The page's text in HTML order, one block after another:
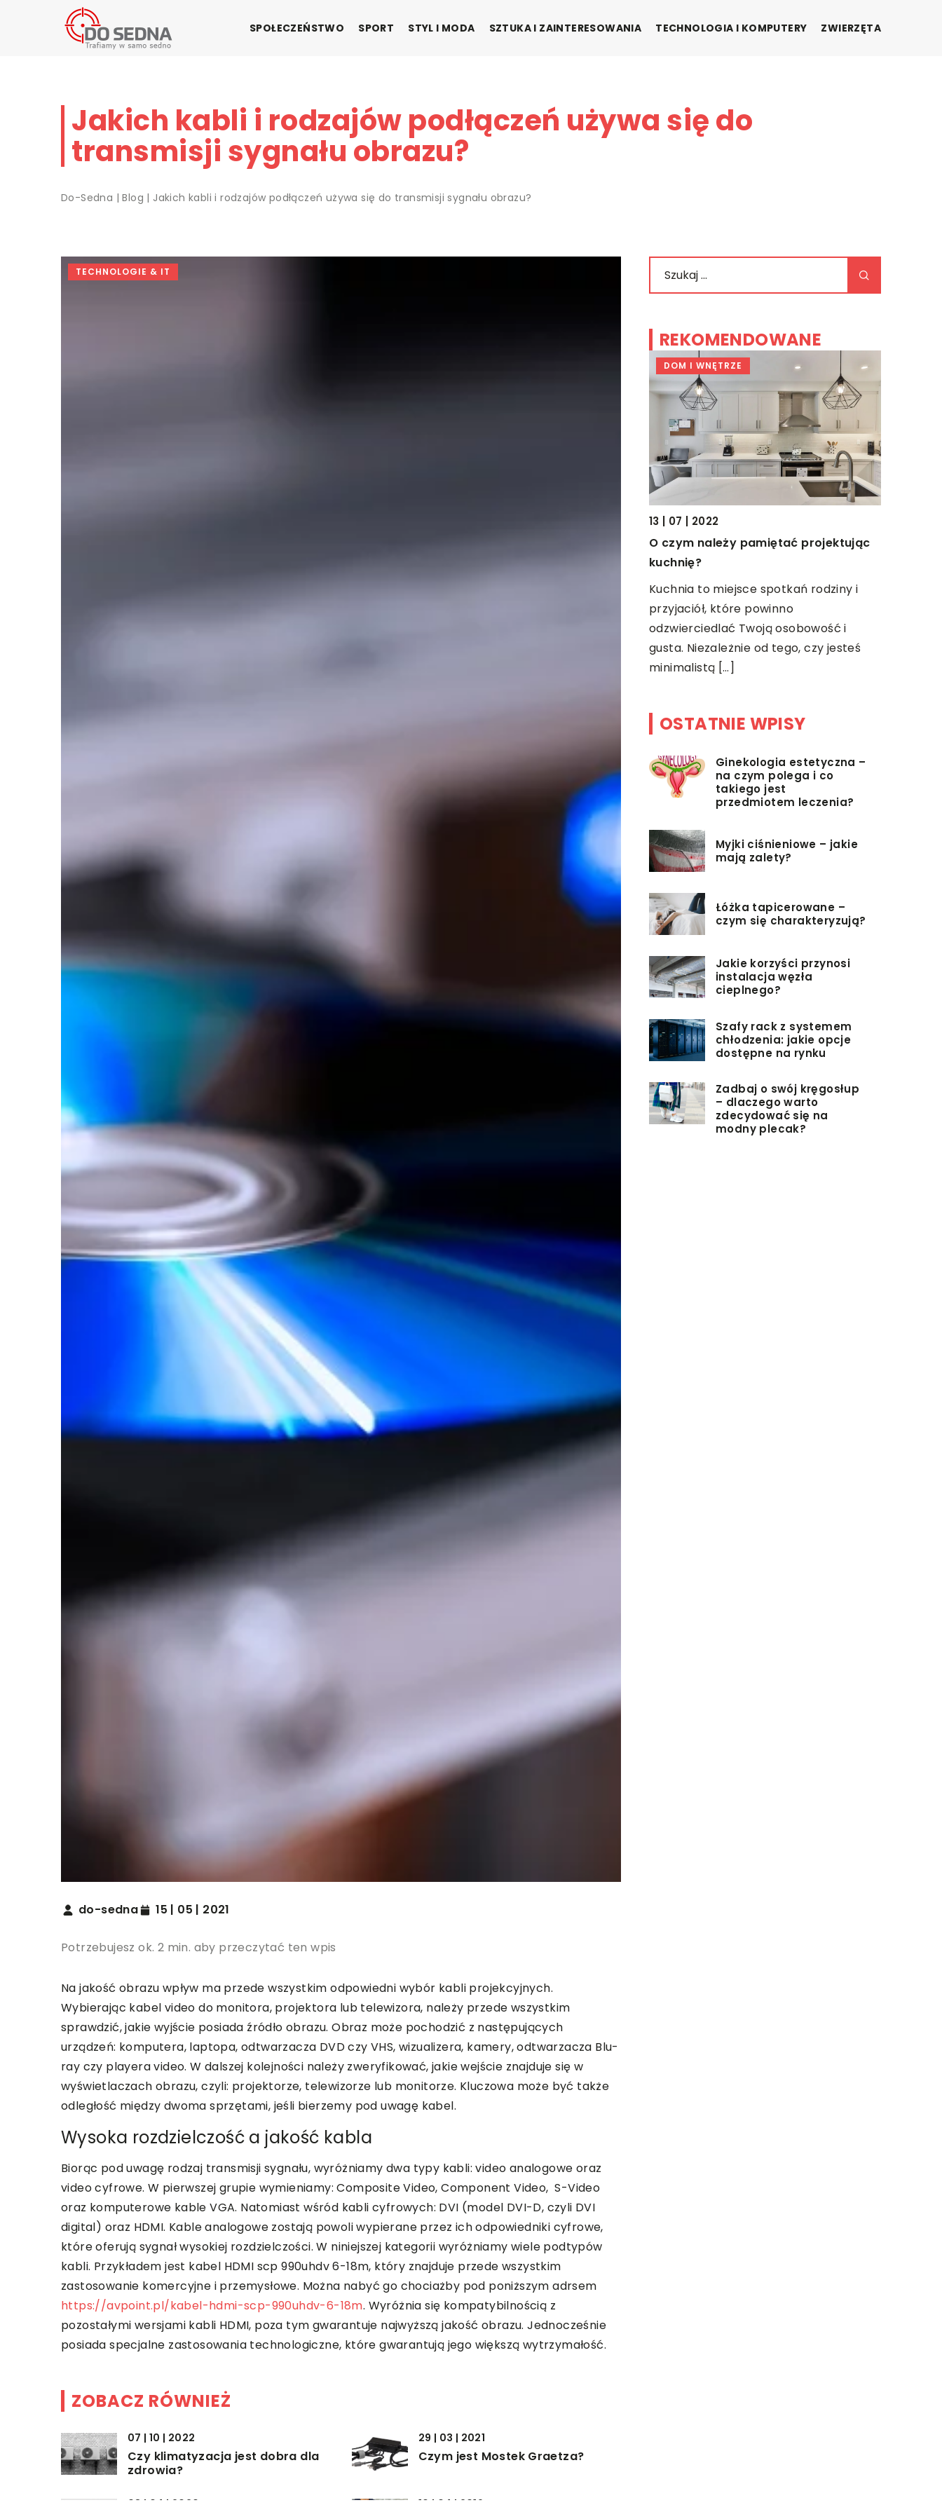
SPOŁECZEŃSTWO SPORT STYL I MODA SZTUKA I ZAINTERESOWANIA TECHNOLOGIA I KOMPUTERY ZWIERZĘTA
Jakich kabli i rodzajów podłączeń używa się do
transmisji sygnału obrazu?
Do-Sedna |Blog | Jakich kabli i rodzajów podłączeń używa się do transmisji sygnału obrazu?
TECHNOLOGIE & IT
do-sedna 15 | 05 | 2021
Potrzebujesz ok. 2 min. aby przeczytać ten wpis
Na jakość obrazu wpływ ma przede wszystkim odpowiedni wybór kabli projekcyjnych.
Wybierając kabel video do monitora, projektora lub telewizora, należy przede wszystkim
sprawdzić, jakie wyjście posiada źródło obrazu. Obraz może pochodzić z następujących
urządzeń: komputera, laptopa, odtwarzacza DVD czy VHS, wizualizera, kamery, odtwarzacza Blu-
ray czy playera video. W dalszej kolejności należy zweryfikować, jakie wejście znajduje się w
wyświetlaczach obrazu, czyli: projektorze, telewizorze lub monitorze. Kluczowa może być także
odległość między dwoma sprzętami, jeśli bierzemy pod uwagę kabel.
Wysoka rozdzielczość a jakość kabla
Biorąc pod uwagę rodzaj transmisji sygnału, wyróżniamy dwa typy kabli: video analogowe oraz
video cyfrowe. W pierwszej grupie wymieniamy: Composite Video, Component Video, S-Video
oraz komputerowe kable VGA. Natomiast wśród kabli cyfrowych: DVI (model DVI-D, czyli DVI
digital) oraz HDMI. Kable analogowe zostają powoli wypierane przez ich odpowiedniki cyfrowe,
które oferują sygnał wysokiej rozdzielczości. W niniejszej kategorii wyróżniamy wiele podtypów
kabli. Przykładem jest kabel HDMI scp 990uhdv 6-18m, który znajduje przede wszystkim
zastosowanie komercyjne i przemysłowe. Można nabyć go chociażby pod poniższym adrsem
https://avpoint.pl/kabel-hdmi-scp-990uhdv-6-18m. Wyróżnia się kompatybilnością z
pozostałymi wersjami kabli HDMI, poza tym gwarantuje najwyższą jakość obrazu. Jednocześnie
posiada specjalne zastosowania technologiczne, które gwarantują jego większą wytrzymałość.
ZOBACZ RÓWNIEŻ
07 | 10 | 2022
Czy klimatyzacja jest dobra dla
zdrowia?
29 | 03 | 2021
Czym jest Mostek Graetza?
08 | 04 | 2020 10 | 04 | 2019
REKOMENDOWANE
DOM I WNĘTRZE
13 | 07 | 2022
O czym należy pamiętać projektując
kuchnię?
Kuchnia to miejsce spotkań rodziny i
przyjaciół, które powinno
odzwierciedlać Twoją osobowość i
gusta. Niezależnie od tego, czy jesteś
minimalistą […]
OSTATNIE WPISY
Ginekologia estetyczna –
na czym polega i co
takiego jest
przedmiotem leczenia?
Myjki ciśnieniowe – jakie
mają zalety?
Łóżka tapicerowane –
czym się charakteryzują?
Jakie korzyści przynosi
instalacja węzła
cieplnego?
Szafy rack z systemem
chłodzenia: jakie opcje
dostępne na rynku
Zadbaj o swój kręgosłup
– dlaczego warto
zdecydować się na
modny plecak?